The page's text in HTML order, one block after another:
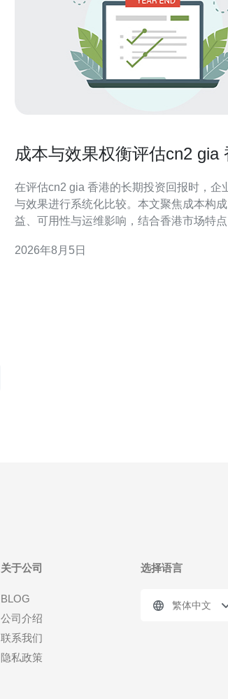
成本与效果权衡评估cn2 gia
在评估cn2 gia 香港的长期投资回报时，企
与效果进行系统化比较。本文聚焦成本构
益、可用性与运维影响，结合香港市场特
带来的长期价值与风险。 成本构成与长期费用预测 成
2026年8月5日
关于公司
BLOG
公司介绍
联系我们
隐私政策
选择语言
繁体中文